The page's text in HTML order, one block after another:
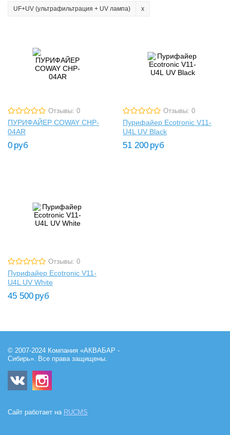
UF+UV (ультрафильтрация + UV лампа)
Отзывы: 0
ПУРИФАЙЕР COWAY CHP-
04AR
0 руб
Отзывы: 0
Пурифайер Ecotronic V11-
U4L UV Black
51 200 руб
Отзывы: 0
Пурифайер Ecotronic V11-
U4L UV White
45 500 руб
© 2007-2024 Компания «АКВАБАР -
Сибирь». Все права защищены.
Сайт работает на RUCMS